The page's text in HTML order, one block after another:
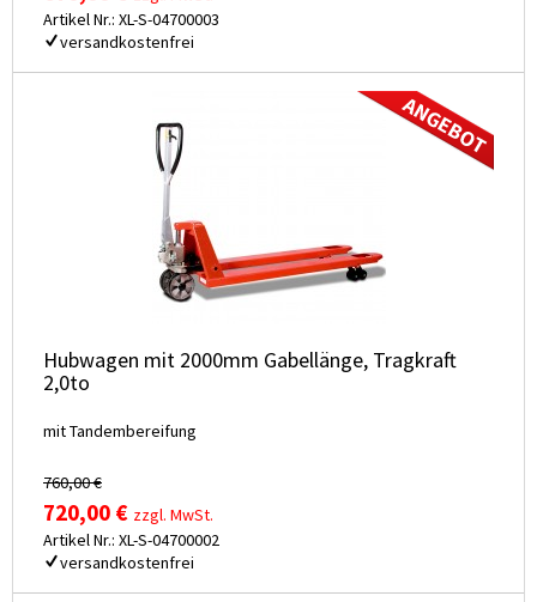
Artikel Nr.: XL-S-04700003
versandkostenfrei
Hubwagen mit 2000mm Gabellänge, Tragkraft
2,0to
mit Tandembereifung
760,00 €
720,00 € zzgl. MwSt.
Artikel Nr.: XL-S-04700002
versandkostenfrei